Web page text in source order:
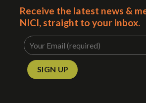
Receive the latest news &
NICI, straight to your inbox.